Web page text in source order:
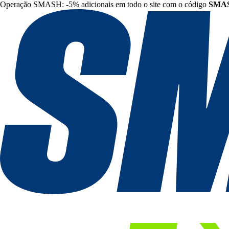
Operação SMASH: -5% adicionais em todo o site com o código